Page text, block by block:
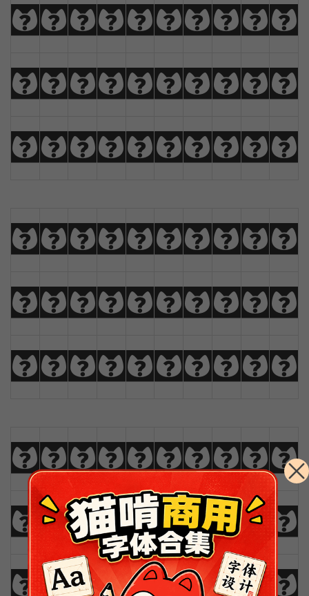
ABCDEFGHIJ
KLMNOPQRST
UVWXYZÀÁÂÃ
abcdefghij
klmnopqrst
uvwxyzÄÅÆÇ
0123456789
!@#$%^&*()
_+-={}|[]?